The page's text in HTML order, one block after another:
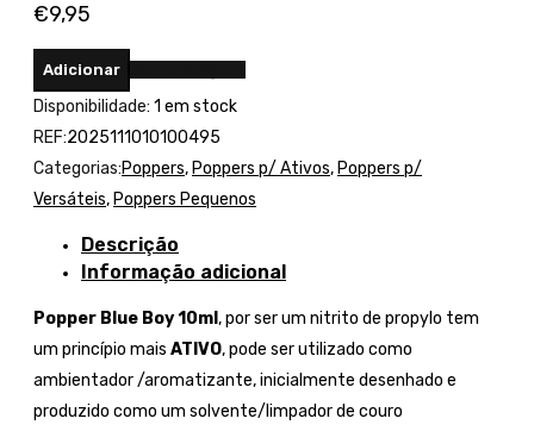
€9,95
Adicionar
Disponibilidade: 1 em stock
REF:2025111010100495
Categorias:Poppers, Poppers p/ Ativos, Poppers p/
Versáteis, Poppers Pequenos
Descrição
Informação adicional
Popper Blue Boy 10ml , por ser um nitrito de propylo tem
um princípio mais ATIVO, pode ser utilizado como
ambientador /aromatizante, inicialmente desenhado e
produzido como um solvente/limpador de couro